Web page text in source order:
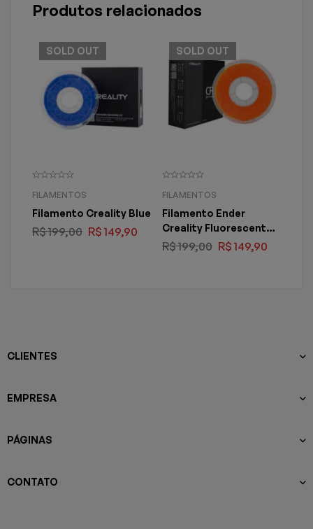
Produtos relacionados
SOLD OUT
FILAMENTOS
Filamento Creality Blue
R$199,00 R$ 149,90
SOLD OUT
FILAMENTOS
Filamento Ender
Creality Fluorescent
Orange
R$199,00 R$ 149,90
CLIENTES
EMPRESA
PÁGINAS
CONTATO